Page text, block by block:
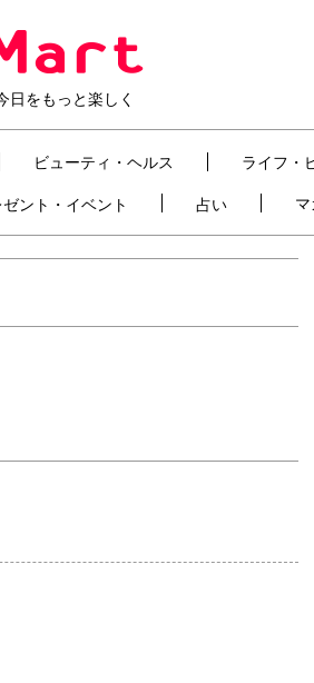
日をもっと楽しく
ビューティ・ヘルス ライフ・
ゼント・イベント 占い